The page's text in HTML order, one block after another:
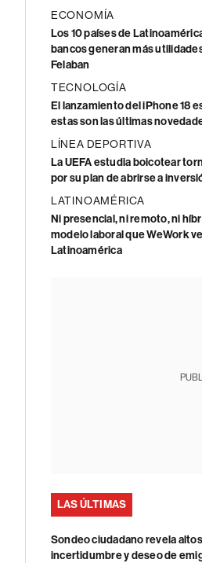
ECONOMÍA
Los 10 países de
bancos generan más
Felaban
TECNOLOGÍA
El lanzamiento del iPhone 18
estas son las últimas
LÍNEA DEPORTIVA
La UEFA estudia boicotear
por su plan de abrirse a
LATINOAMÉRICA
Ni presencial, ni remoto, ni
modelo laboral que WeWork
Latinoamérica
LAS ÚLTIMAS
Sondeo ciudadano revela
incertidumbre y deseo de